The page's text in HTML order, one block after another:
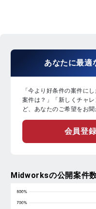
あなたに最適
「今より好条件の案件に
案件は？」「新しくチャ
ど、あなたのご希望をお聞
会員登
Midworksの公開案件